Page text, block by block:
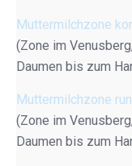
Muttermilchzone
(Zone im
Daumen bis zum
Muttermilchzone
(Zone im
Daumen bis zum